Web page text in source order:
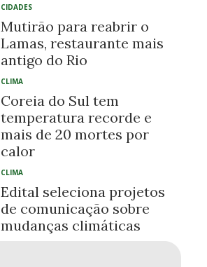
CIDADES
Mutirão para reabrir o
Lamas, restaurante mais
antigo do Rio
CLIMA
Coreia do Sul tem
temperatura recorde e
mais de 20 mortes por
calor
CLIMA
Edital seleciona projetos
de comunicação sobre
mudanças climáticas